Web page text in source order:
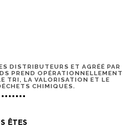
DISTRIBUTEURS ET AGRÉÉ PAR
PREND OPÉRATIONNELLEMENT
TRI, LA VALORISATION ET LE
CHIMIQUES.
ÊTES